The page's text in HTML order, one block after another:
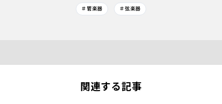
＃管楽器 ＃弦楽器
関連する記事